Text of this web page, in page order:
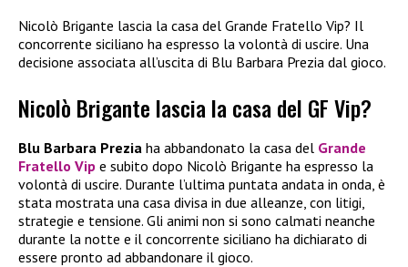
Nicolò Brigante lascia la casa del Grande Fratello Vip? Il
concorrente siciliano ha espresso la volontà di uscire. Una
decisione associata all’uscita di Blu Barbara Prezia dal gioco.
Nicolò Brigante lascia la casa del GF Vip?
Blu Barbara Prezia ha abbandonato la casa del Grande
Fratello Vip e subito dopo Nicolò Brigante ha espresso la
volontà di uscire. Durante l’ultima puntata andata in onda, è
stata mostrata una casa divisa in due alleanze, con litigi,
strategie e tensione. Gli animi non si sono calmati neanche
durante la notte e il concorrente siciliano ha dichiarato di
essere pronto ad abbandonare il gioco.